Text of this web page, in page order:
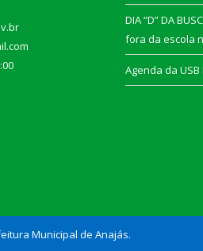
DIA “D” DA
fora da escola
Agenda da USB
Municipal de Anajás.